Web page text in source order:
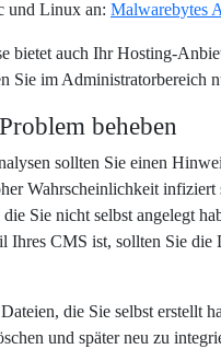
und Linux an: Malwarebytes
bietet auch Ihr Hosting-
Sie im Administratorbereich
beheben
sollten Sie einen
Wahrscheinlichkeit infiziert
Sie nicht selbst angelegt
Ihres CMS ist, sollten Sie die
die Sie selbst erstellt
und später neu zu